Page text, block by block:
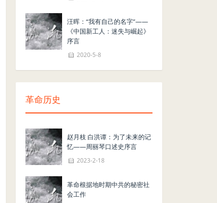
汪晖：“我有自己的名字”——
《中国新工人：迷失与崛起》
序言
2020-5-8
革命历史
赵月枝 白洪谭：为了未来的记
忆——周丽琴口述史序言
2023-2-18
革命根据地时期中共的秘密社
会工作